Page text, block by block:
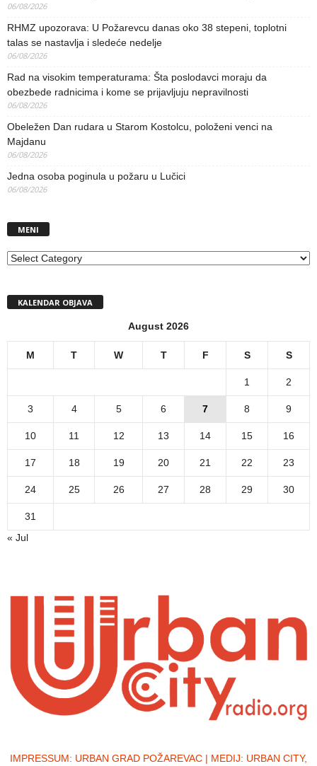
06/08/2026
RHMZ upozorava: U Požarevcu danas oko 38 stepeni, toplotni
talas se nastavlja i sledeće nedelje
06/08/2026
Rad na visokim temperaturama: Šta poslodavci moraju da
obezbede radnicima i kome se prijavljuju nepravilnosti
06/08/2026
Obeležen Dan rudara u Starom Kostolcu, položeni venci na
Majdanu
06/08/2026
Jedna osoba poginula u požaru u Lučici
06/08/2026
MENI
MENI
KALENDAR OBJAVA
August 2026
M T W T F S S
1 2
3 4 5 6 7 8 9
10 11 12 13 14 15 16
17 18 19 20 21 22 23
24 25 26 27 28 29 30
31
« Jul
IMPRESSUM: URBAN GRAD POŽAREVAC | MEDIJ: URBAN CITY,